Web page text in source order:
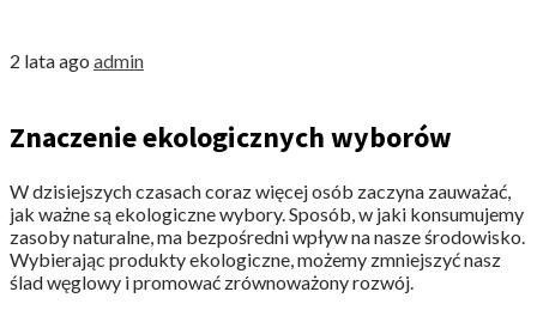
2 lata ago admin
Znaczenie ekologicznych wyborów
W dzisiejszych czasach coraz więcej osób zaczyna zauważać,
jak ważne są ekologiczne wybory. Sposób, w jaki konsumujemy
zasoby naturalne, ma bezpośredni wpływ na nasze środowisko.
Wybierając produkty ekologiczne, możemy zmniejszyć nasz
ślad węglowy i promować zrównoważony rozwój.